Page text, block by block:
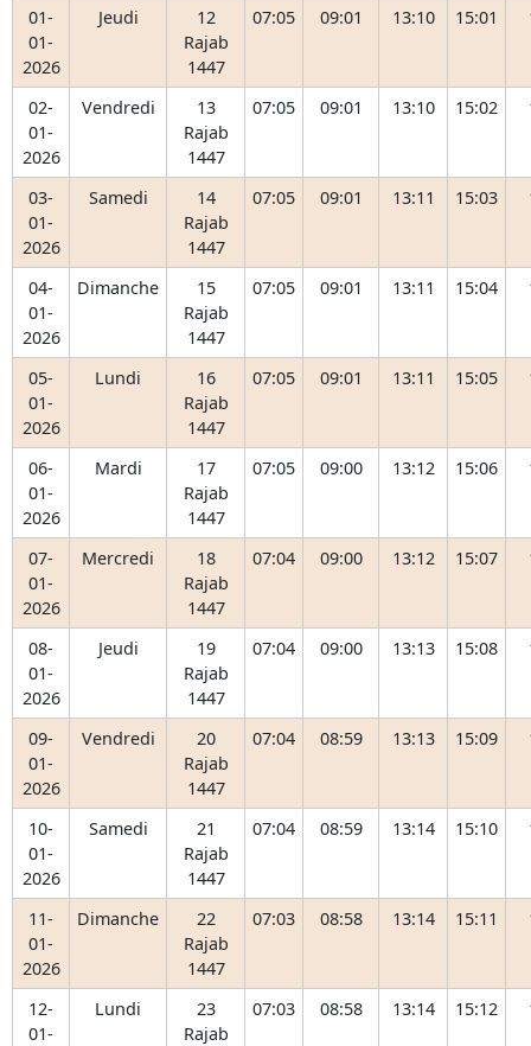
01-
01-
2026
Jeudi
12
Rajab
1447
07:05 09:01 13:10 15:01
02-
01-
2026
Vendredi
13
Rajab
1447
07:05 09:01 13:10 15:02
03-
01-
2026
Samedi
14
Rajab
1447
07:05 09:01 13:11 15:03
04-
01-
2026
Dimanche
15
Rajab
1447
07:05 09:01 13:11 15:04
05-
01-
2026
Lundi
16
Rajab
1447
07:05 09:01 13:11 15:05
06-
01-
2026
Mardi
17
Rajab
1447
07:05 09:00 13:12 15:06
07-
01-
2026
Mercredi
18
Rajab
1447
07:04 09:00 13:12 15:07
08-
01-
2026
Jeudi
19
Rajab
1447
07:04 09:00 13:13 15:08
09-
01-
2026
Vendredi
20
Rajab
1447
07:04 08:59 13:13 15:09
10-
01-
2026
Samedi
21
Rajab
1447
07:04 08:59 13:14 15:10
11-
01-
2026
Dimanche
22
Rajab
1447
07:03 08:58 13:14 15:11
12-
01-
Lundi
23
Rajab
07:03 08:58 13:14 15:12